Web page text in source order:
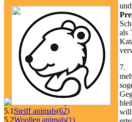
5.1 Steiff animals(62)
5.2Woollen animals(1)
als
7.